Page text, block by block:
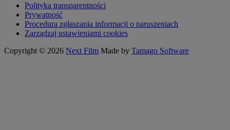
Polityka transparentności
Prywatność
Procedura zgłaszania informacji o naruszeniach
Zarządzaj ustawieniami cookies
Copyright © 2026 Next Film Made by Tamago Software